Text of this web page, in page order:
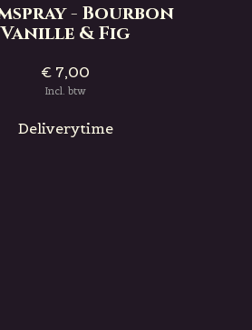
- Bourbon
Vanille & Fig
€ 7,00
Incl. btw
Deliverytime